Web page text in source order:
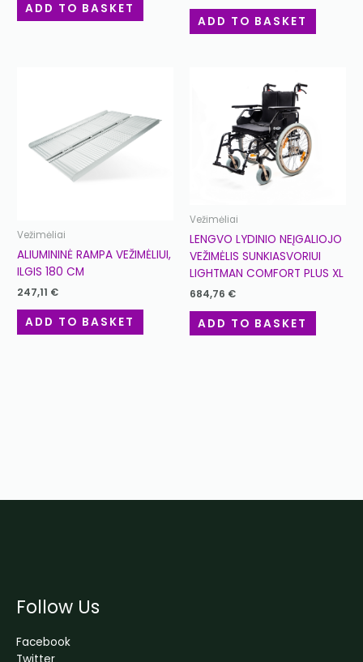
ADD TO BASKET
ADD TO BASKET
Vežimėliai
ALIUMININĖ RAMPA VEŽIMĖLIUI,
ILGIS 180 CM
247,11 €
ADD TO BASKET
Vežimėliai
LENGVO LYDINIO NEĮGALIOJO
VEŽIMĖLIS SUNKIASVORIUI
LIGHTMAN COMFORT PLUS XL
684,76 €
ADD TO BASKET
Follow Us
Facebook